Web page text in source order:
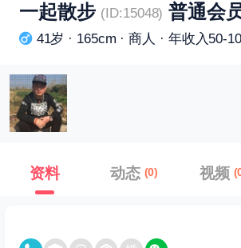
一起散步 (ID:15048) 普通会
41岁 · 165cm · 商人 · 年收入50-
资料 动态 (0) 视频